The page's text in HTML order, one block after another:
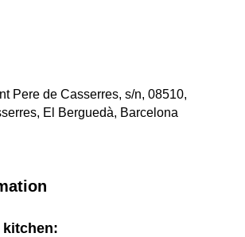
Pere de Casserres, s/n, 08510,
El Berguedà, Barcelona